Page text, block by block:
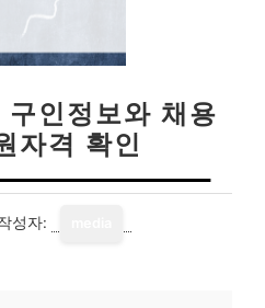
인정보와 채용
자격 확인
성자: